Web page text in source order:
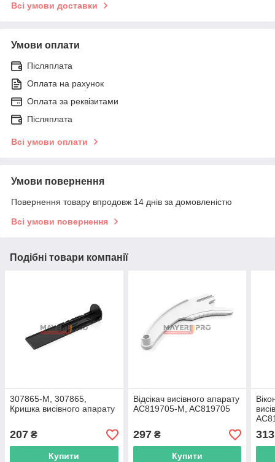
Всі умови доставки
Умови оплати
Післяплата
Оплата на рахунок
Оплата за реквізитами
Післяплата
Всі умови оплати
Умови повернення
Повернення товару впродовж 14 днів за домовленістю
Всі умови повернення
Подібні товари компанії
307865-M, 307865,
Кришка висівного апарату
207 ₴
Купити
Відсікач висівного апарату
AC819705-M, AC819705
297₴
Купити
313